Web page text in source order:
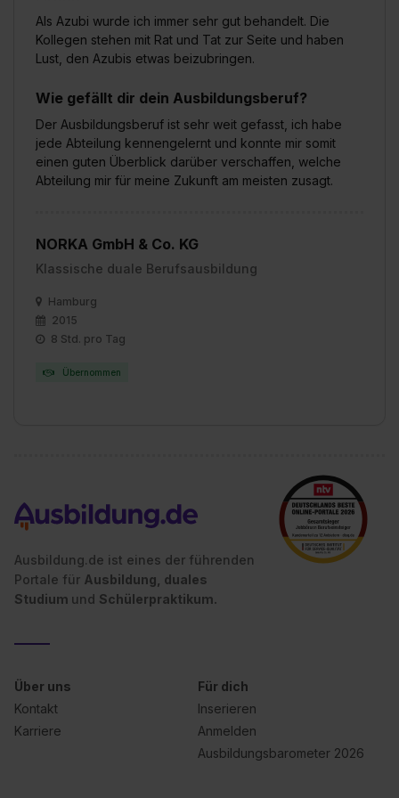
Dienste, ggfs. mit Sitz in den USA, übermittelt werden.
Eine Erlaubnis hierfür kannst du auch später noch im
bestimmte Verwendungszwecke zulassen, triff deine
Auswahl über die Checkboxen und klick auf „Auswahl
erlauben“. Die Einwilligung zur Platzierung von Cookies
der Kategorien „Präferenzen“, „Statistiken“ und „Social
Media und Marketing“ umfasst hierbei die Einwilligung
angemessenes Datenschutzniveau (EuGH – Schrems
II). Du kannst die von dir erteilte Einwilligung jederzeit mit
Datenschutzerklärung unter dem Punkt „Datenschutz-
Einstellungen“ widerrufen. Weitere Informationen zu den
zeigen“. Weitere Informationen:
Als Azubi wurde ich immer sehr gut behandelt. Die
Kollegen stehen mit Rat und Tat zur Seite und haben
Lust, den Azubis etwas beizubringen.
Wie gefällt dir dein Ausbildungsberuf?
Der Ausbildungsberuf ist sehr weit gefasst, ich habe
jede Abteilung kennengelernt und konnte mir somit
einen guten Überblick darüber verschaffen, welche
Abteilung mir für meine Zukunft am meisten zusagt.
NORKA GmbH & Co. KG
Klassische duale Berufsausbildung
Hamburg
2015
8 Std. pro Tag
Übernommen
Ausbildung.de ist eines der führenden
Portale für Ausbildung, duales
Studium und Schülerpraktikum.
Über uns
Kontakt
Karriere
Für dich
Inserieren
Anmelden
Ausbildungsbarometer 2026